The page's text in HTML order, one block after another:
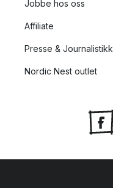
Jobbe hos oss
Affiliate
Presse & Journalistikk
Nordic Nest outlet